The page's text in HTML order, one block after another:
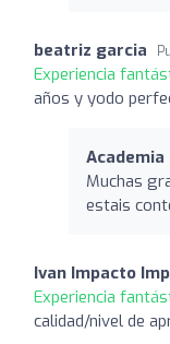
beatriz garcia
Experiencia
años y yodo
Muchas
estais
Ivan Impacto
Experiencia
calidad/nivel de